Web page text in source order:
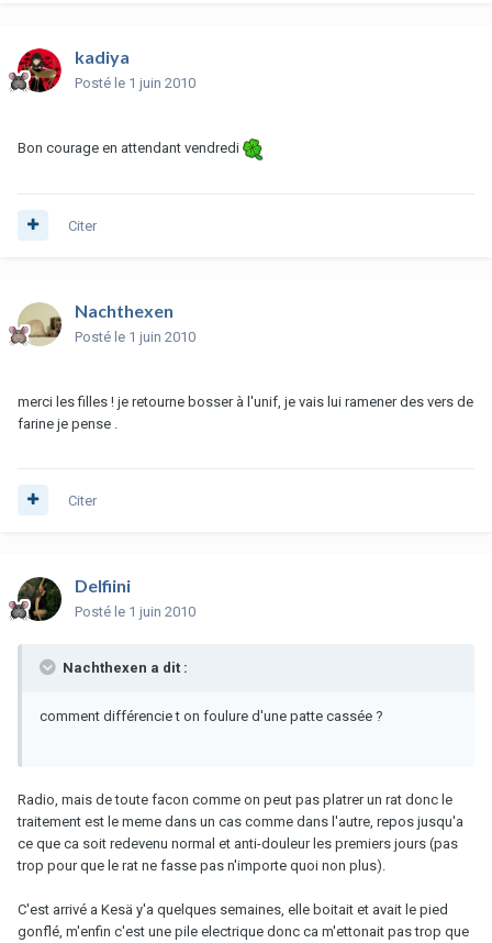
kadiya
Posté le 1 juin 2010
Bon courage en attendant vendredi
Citer
Nachthexen
Posté le 1 juin 2010
merci les filles ! je retourne bosser à l'unif, je vais lui ramener des vers de
farine je pense .
Citer
Delfiini
Posté le 1 juin 2010
Nachthexen a dit :
comment différencie t on foulure d'une patte cassée ?
Radio, mais de toute facon comme on peut pas platrer un rat donc le
traitement est le meme dans un cas comme dans l'autre, repos jusqu'a
ce que ca soit redevenu normal et anti-douleur les premiers jours (pas
trop pour que le rat ne fasse pas n'importe quoi non plus).
C'est arrivé a Kesä y'a quelques semaines, elle boitait et avait le pied
gonflé, m'enfin c'est une pile electrique donc ca m'ettonait pas trop que